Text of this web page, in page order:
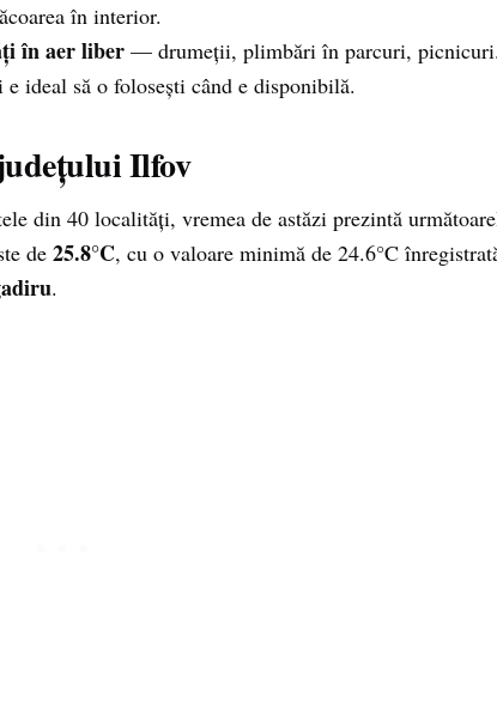
în interior.
în aer liber — drumeții, plimbări în parcuri,
e ideal să o folosești când e disponibilă.
Ilfov
din 40 localități, vremea de astăzi prezintă
de 25.8°C, cu o valoare minimă de 24.6°C
.